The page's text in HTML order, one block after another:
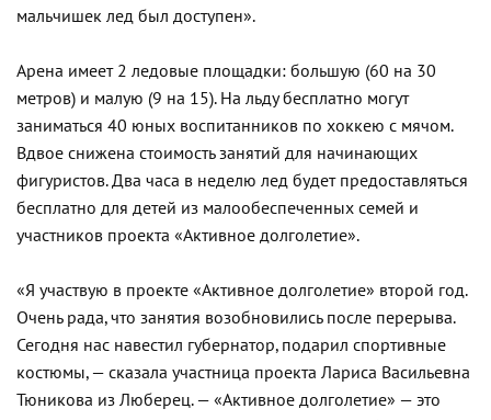
мальчишек лед был доступен».
Арена имеет 2 ледовые площадки: большую (60 на 30
метров) и малую (9 на 15). На льду бесплатно могут
заниматься 40 юных воспитанников по хоккею с мячом.
Вдвое снижена стоимость занятий для начинающих
фигуристов. Два часа в неделю лед будет предоставляться
бесплатно для детей из малообеспеченных семей и
участников проекта «Активное долголетие».
«Я участвую в проекте «Активное долголетие» второй год.
Очень рада, что занятия возобновились после перерыва.
Сегодня нас навестил губернатор, подарил спортивные
костюмы, — сказала участница проекта Лариса Васильевна
Тюникова из Люберец. — «Активное долголетие» — это